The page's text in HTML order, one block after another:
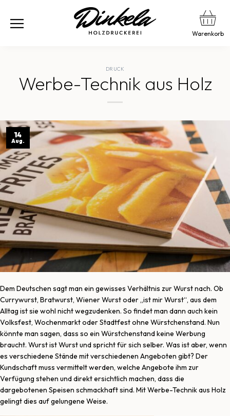
Warenkorb
DRUCK
Werbe-Technik aus Holz
14
Aug.
Dem Deutschen sagt man ein gewisses Verhältnis zur Wurst nach. Ob
Currywurst, Bratwurst, Wiener Wurst oder „ist mir Wurst“, aus dem
Alltag ist sie wohl nicht wegzudenken. So findet man dann auch kein
Volksfest, Wochenmarkt oder Stadtfest ohne Würstchenstand. Nun
könnte man sagen, dass so ein Würstchenstand keine Werbung
braucht. Wurst ist Wurst und spricht für sich selber. Was ist aber, wenn
es verschiedene Stände mit verschiedenen Angeboten gibt? Der
Kundschaft muss vermittelt werden, welche Angebote ihm zur
Verfügung stehen und direkt ersichtlich machen, dass die
dargebotenen Speisen schmackhaft sind. Mit Werbe-Technik aus Holz
gelingt dies auf gelungene Weise.